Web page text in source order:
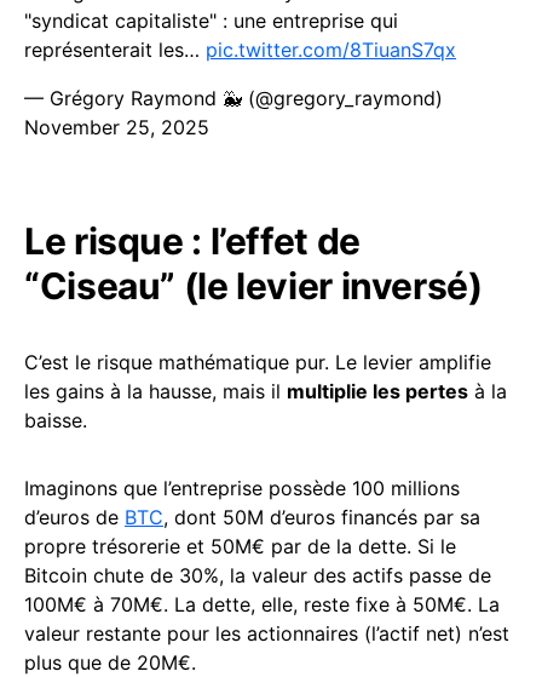
"syndicat capitaliste" : une entreprise qui
représenterait les… pic.twitter.com/8TiuanS7qx
— Grégory Raymond 🐳 (@gregory_raymond)
November 25, 2025
Le risque : l’effet de
“Ciseau” (le levier inversé)
C’est le risque mathématique pur. Le levier amplifie
les gains à la hausse, mais il multiplie les pertes à la
baisse.
Imaginons que l’entreprise possède 100 millions
d’euros de BTC, dont 50M d’euros financés par sa
propre trésorerie et 50M€ par de la dette. Si le
Bitcoin chute de 30%, la valeur des actifs passe de
100M€ à 70M€. La dette, elle, reste fixe à 50M€. La
valeur restante pour les actionnaires (l’actif net) n’est
plus que de 20M€.